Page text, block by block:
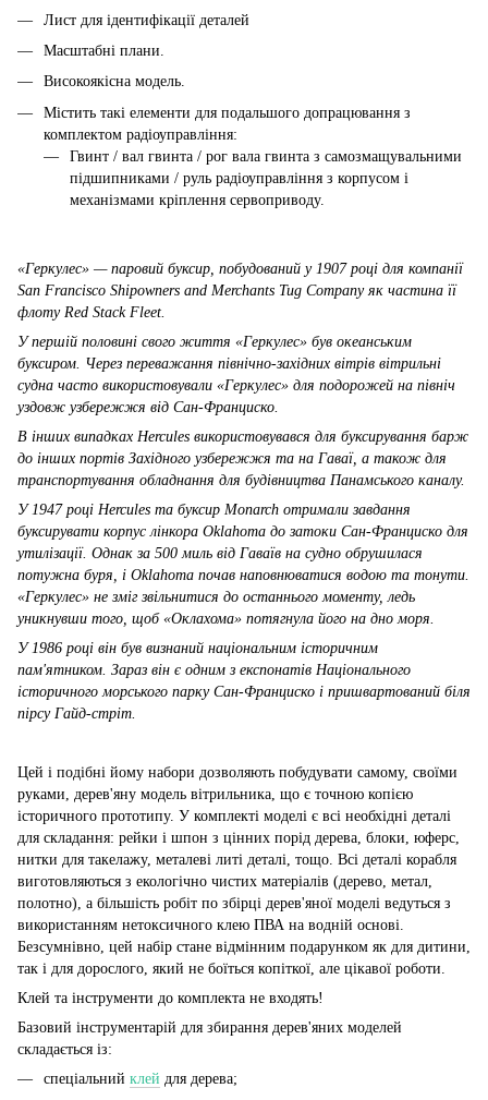
Лист для ідентифікації деталей
Масштабні плани.
Високоякісна модель.
Містить такі елементи для подальшого допрацювання з
комплектом радіоуправління:
Гвинт / вал гвинта / рог вала гвинта з самозмащувальними
підшипниками / руль радіоуправління з корпусом і
механізмами кріплення сервоприводу.
«Геркулес» — паровий буксир, побудований у 1907 році для компанії
San Francisco Shipowners and Merchants Tug Company як частина її
флоту Red Stack Fleet.
У першій половині свого життя «Геркулес» був океанським
буксиром. Через переважання північно-західних вітрів вітрильні
судна часто використовували «Геркулес» для подорожей на північ
уздовж узбережжя від Сан-Франциско.
В інших випадках Hercules використовувався для буксирування барж
до інших портів Західного узбережжя та на Гаваї, а також для
транспортування обладнання для будівництва Панамського каналу.
У 1947 році Hercules та буксир Monarch отримали завдання
буксирувати корпус лінкора Oklahoma до затоки Сан-Франциско для
утилізації. Однак за 500 миль від Гаваїв на судно обрушилася
потужна буря, і Oklahoma почав наповнюватися водою та тонути.
«Геркулес» не зміг звільнитися до останнього моменту, ледь
уникнувши того, щоб «Оклахома» потягнула його на дно моря.
У 1986 році він був визнаний національним історичним
пам'ятником. Зараз він є одним з експонатів Національного
історичного морського парку Сан-Франциско і пришвартований біля
пірсу Гайд-стріт.
Цей і подібні йому набори дозволяють побудувати самому, своїми
руками, дерев'яну модель вітрильника, що є точною копією
історичного прототипу. У комплекті моделі є всі необхідні деталі
для складання: рейки і шпон з цінних порід дерева, блоки, юферс,
нитки для такелажу, металеві литі деталі, тощо. Всі деталі корабля
виготовляються з екологічно чистих матеріалів (дерево, метал,
полотно), а більшість робіт по збірці дерев'яної моделі ведуться з
використанням нетоксичного клею ПВА на водній основі.
Безсумнівно, цей набір стане відмінним подарунком як для дитини,
так і для дорослого, який не боїться копіткої, але цікавої роботи.
Клей та інструменти до комплекта не входять!
Базовий інструментарій для збирання дерев'яних моделей
складається із:
спеціальний клей для дерева;